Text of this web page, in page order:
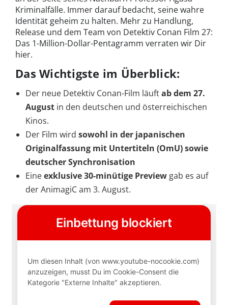
Kriminalfälle. Immer darauf bedacht, seine wahre
Identität geheim zu halten. Mehr zu Handlung,
Release und dem Team von Detektiv Conan Film 27:
Das 1-Million-Dollar-Pentagramm verraten wir Dir
hier.
Das Wichtigste im Überblick:
Der neue Detektiv Conan-Film läuftab dem 27.
August in den deutschen und österreichischen
Kinos.
Der Film wird sowohl in der japanischen
Originalfassung mit Untertiteln (OmU) sowie
deutscher Synchronisation
Eineexklusive 30-minütige Preview gab es auf
der AnimagiC am 3. August.